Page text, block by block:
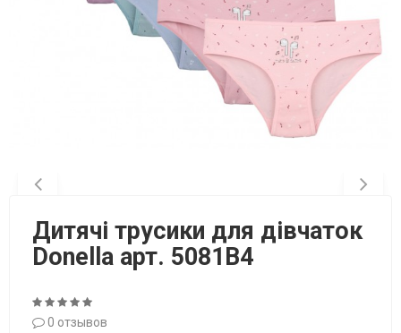
Дитячі трусики для дівчаток
Donella арт. 5081B4
0 отзывов